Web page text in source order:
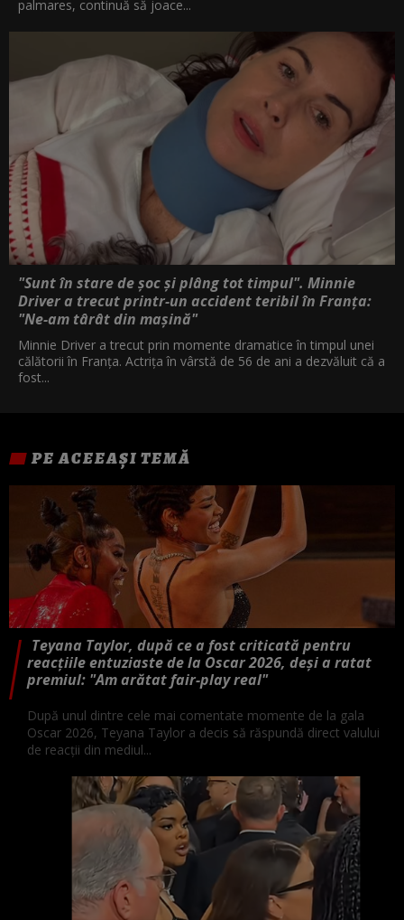
palmares, continuă să joace...
"Sunt în stare de șoc și plâng tot timpul". Minnie
Driver a trecut printr-un accident teribil în Franța:
"Ne-am târât din mașină"
Minnie Driver a trecut prin momente dramatice în timpul unei
călătorii în Franța. Actrița în vârstă de 56 de ani a dezvăluit că a
fost...
PE ACEEAȘI TEMĂ
Teyana Taylor, după ce a fost criticată pentru
reacțiile entuziaste de la Oscar 2026, deși a ratat
premiul: "Am arătat fair-play real"
După unul dintre cele mai comentate momente de la gala
Oscar 2026, Teyana Taylor a decis să răspundă direct valului
de reacții din mediul...